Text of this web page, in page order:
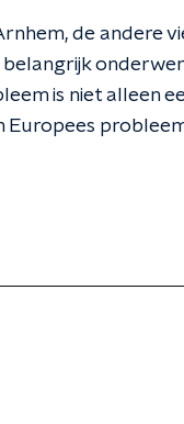
de andere
is niet alleen
Europees